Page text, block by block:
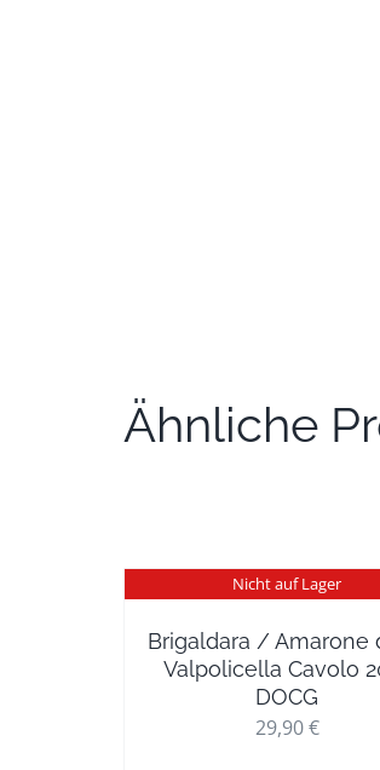
Ähnliche
Nicht auf Lager
Brigaldara / Amarone
Valpolicella Cavolo
DOCG
29,90€